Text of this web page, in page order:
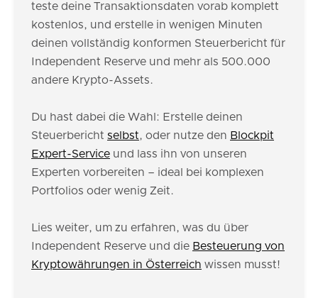
teste deine Transaktionsdaten vorab komplett
kostenlos, und erstelle in wenigen Minuten
deinen vollständig konformen Steuerbericht für
Independent Reserve und mehr als 500.000
andere Krypto-Assets.
Du hast dabei die Wahl: Erstelle deinen
Steuerbericht selbst, oder nutze den Blockpit
Expert-Service und lass ihn von unseren
Experten vorbereiten – ideal bei komplexen
Portfolios oder wenig Zeit.
Lies weiter, um zu erfahren, was du über
Independent Reserve und die Besteuerung von
Kryptowährungen in Österreich wissen musst!